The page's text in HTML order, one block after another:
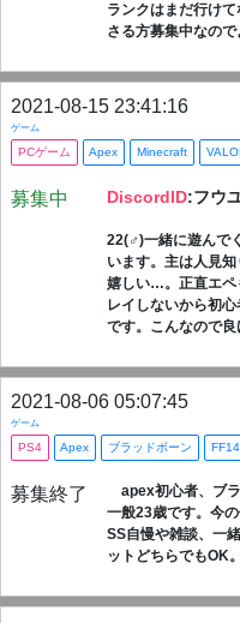
ランクはまだ行けてない状態 どのゲーム
さる方募集中なの
2021-08-15 23:41:16
ゲーム
PCゲーム Apex Minecraft
募集中 DiscordID:フウ
22(♂)一緒に遊んで
います。主は人見
嬉しい…。正直エペ
レイしないから初
です。こんなので
2021-08-06 05:07:45
ゲーム
PS4 Apex ブラッドボーン FF14
募集終了
apex初心者、ブ
一般23歳です。今
SS自慢や雑談、一
ットどちらでもOK